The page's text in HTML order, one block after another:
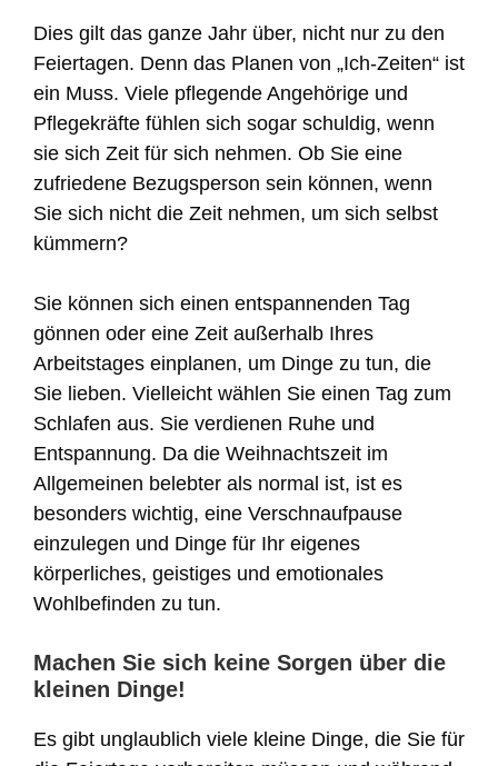
Dies gilt das ganze Jahr über, nicht nur zu den
Feiertagen. Denn das Planen von „Ich-Zeiten“ ist
ein Muss. Viele pflegende Angehörige und
Pflegekräfte fühlen sich sogar schuldig, wenn
sie sich Zeit für sich nehmen. Ob Sie eine
zufriedene Bezugsperson sein können, wenn
Sie sich nicht die Zeit nehmen, um sich selbst
kümmern?
Sie können sich einen entspannenden Tag
gönnen oder eine Zeit außerhalb Ihres
Arbeitstages einplanen, um Dinge zu tun, die
Sie lieben. Vielleicht wählen Sie einen Tag zum
Schlafen aus. Sie verdienen Ruhe und
Entspannung. Da die Weihnachtszeit im
Allgemeinen belebter als normal ist, ist es
besonders wichtig, eine Verschnaufpause
einzulegen und Dinge für Ihr eigenes
körperliches, geistiges und emotionales
Wohlbefinden zu tun.
Machen Sie sich keine Sorgen über die
kleinen Dinge!
Es gibt unglaublich viele kleine Dinge, die Sie für